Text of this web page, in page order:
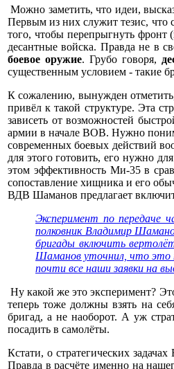
Можно заметить, что идеи,
Первым из них служит тезис, что
того, чтобы перепрыгнуть фронт
десантные войска. Правда не в
боевое оружие. Грубо говоря,
существенным условием - такие
К сожалению, вынужден
привёл к такой структуре. Эта
зависеть от возможностей
армии в начале ВОВ. Нужно
современных боевых действий
для этого готовить, его нужно
этом эффективность Ми-35 в
сопоставление хищника и его
ВДВ Шаманов предлагает
Эксперимент по передаче
полковник Владимир
бригады включить
Шаманов уточнил, что это
почти все наши заявки на
Ну какой же это эксперимент?
теперь тоже должны взять на
бригад, а не наоборот. А уж
посадить в самолёты.
Кстати, о стратегических
Правда в расчёте именно на